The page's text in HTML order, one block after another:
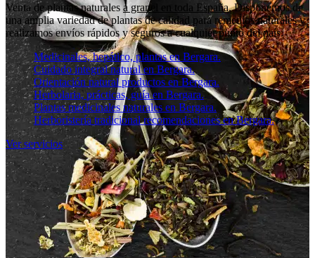
Venta de plantas naturalesa granel en toda España. Disponemos de
una amplia variedad de plantas de calidad para remedios naturales y
realizamos envíos rápidos y seguros a cualquier punto del país.
Medicinales, hepático, plantas en Bergara.
Cuidado integral natural en Bergara.
Orientación natural productos en Bergara.
Herbolaria, prácticas, guía en Bergara.
Plantas medicinales naturales en Bergara.
Herboristería tradicional recomendaciones en Bergara.
Ver servicios